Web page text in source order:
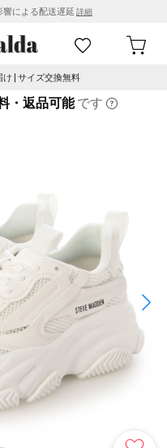
響による配送遅延 詳細
| サイズ交換無料
・返品可能です